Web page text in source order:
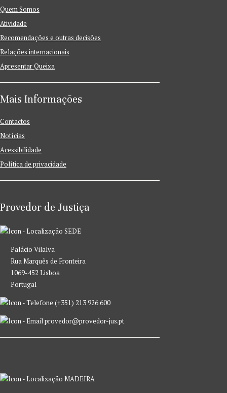
Quem Somos
Atividade
Recomendações e outras decisões
Relações internacionais
Apresentar Queixa
Mais Informações
Contactos
Notícias
Acessibilidade
Política de privacidade
Provedor de Justiça
SEDE
Palácio Vilalva
Rua Marquês de Fronteira
1069-452 Lisboa
Portugal
(+351) 213 926 600
provedor@provedor-jus.pt
MADEIRA